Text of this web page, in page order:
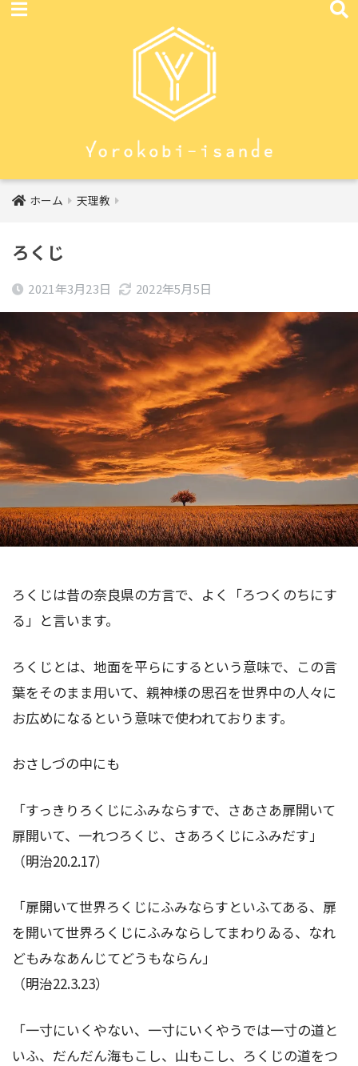
ホーム 天理教
ろくじ
2021年3月23日 2022年5月5日
ろくじは昔の奈良県の方言で、よく「ろつくのちにす
る」と言います。
ろくじとは、地面を平らにするという意味で、この言
葉をそのまま用いて、親神様の思召を世界中の人々に
お広めになるという意味で使われております。
おさしづの中にも
「すっきりろくじにふみならすで、さあさあ扉開いて
扉開いて、一れつろくじ、さあろくじにふみだす」
（明治20.2.17）
「扉開いて世界ろくじにふみならすといふてある、扉
を開いて世界ろくじにふみならしてまわりゐる、なれ
どもみなあんじてどうもならん」
（明治22.3.23）
「一寸にいくやない、一寸にいくやうでは一寸の道と
いふ、だんだん海もこし、山もこし、ろくじの道をつ